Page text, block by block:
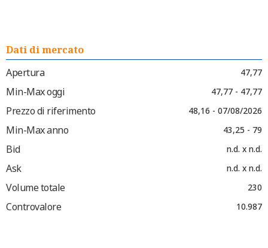
Dati di mercato
Apertura
47,77
Min-Max oggi 47,77 - 47,77
Prezzo di riferimento 48,16 - 07/08/2026
Min-Max anno 43,25 - 79
Bid n.d. x n.d.
Ask n.d. x n.d.
Volume totale 230
Controvalore 10.987